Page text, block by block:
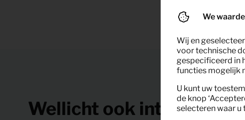
Wellicht ook interessant
We
Wij en
voor technische
gespecificeerd in
functies mogelijk
U kunt uw
de knop
selecteren waar